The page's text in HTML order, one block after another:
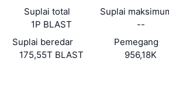
Suplai total
1P BLAST
Suplai
--
Suplai beredar
175,55T BLAST
Pemegang
956,18K